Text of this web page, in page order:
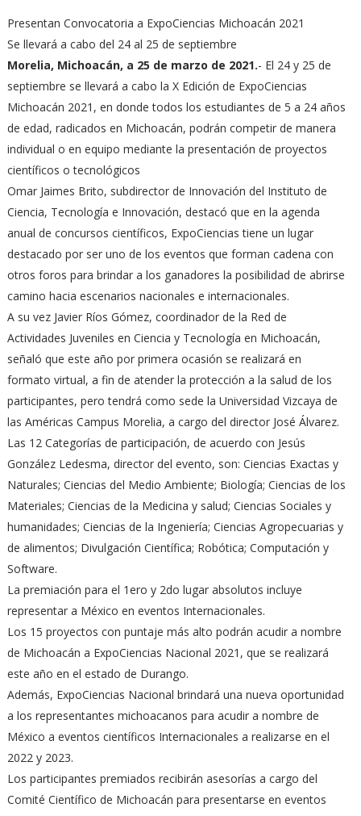
Presentan Convocatoria a ExpoCiencias Michoacán 2021
Se llevará a cabo del 24 al 25 de septiembre
Morelia, Michoacán, a 25 de marzo de 2021.- El 24 y 25 de
septiembre se llevará a cabo la X Edición de ExpoCiencias
Michoacán 2021, en donde todos los estudiantes de 5 a 24 años
de edad, radicados en Michoacán, podrán competir de manera
individual o en equipo mediante la presentación de proyectos
científicos o tecnológicos
Omar Jaimes Brito, subdirector de Innovación del Instituto de
Ciencia, Tecnología e Innovación, destacó que en la agenda
anual de concursos científicos, ExpoCiencias tiene un lugar
destacado por ser uno de los eventos que forman cadena con
otros foros para brindar a los ganadores la posibilidad de abrirse
camino hacia escenarios nacionales e internacionales.
A su vez Javier Ríos Gómez, coordinador de la Red de
Actividades Juveniles en Ciencia y Tecnología en Michoacán,
señaló que este año por primera ocasión se realizará en
formato virtual, a fin de atender la protección a la salud de los
participantes, pero tendrá como sede la Universidad Vizcaya de
las Américas Campus Morelia, a cargo del director José Álvarez.
Las 12 Categorías de participación, de acuerdo con Jesús
González Ledesma, director del evento, son: Ciencias Exactas y
Naturales; Ciencias del Medio Ambiente; Biología; Ciencias de los
Materiales; Ciencias de la Medicina y salud; Ciencias Sociales y
humanidades; Ciencias de la Ingeniería; Ciencias Agropecuarias y
de alimentos; Divulgación Científica; Robótica; Computación y
Software.
La premiación para el 1ero y 2do lugar absolutos incluye
representar a México en eventos Internacionales.
Los 15 proyectos con puntaje más alto podrán acudir a nombre
de Michoacán a ExpoCiencias Nacional 2021, que se realizará
este año en el estado de Durango.
Además, ExpoCiencias Nacional brindará una nueva oportunidad
a los representantes michoacanos para acudir a nombre de
México a eventos científicos Internacionales a realizarse en el
2022 y 2023.
Los participantes premiados recibirán asesorías a cargo del
Comité Científico de Michoacán para presentarse en eventos